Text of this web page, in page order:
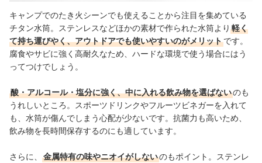
キャンプでのたき火シーンでも使えることから注目を集めている
チタン水筒。ステンレスなどほかの素材で作られた水筒より 軽く
て持ち運びやく、アウトドアでも使いやすいのがメリットです。
腐食やサビに強く高耐久なため、ハードな環境で使う場合にはう
ってつけでしょう。
酸・アルコール・塩分に強く、中に入れる飲み物を選ばないのも
うれしいところ。スポーツドリンクやフルーツビネガーを入れて
も、水筒が傷んでしまう心配が少ないです。抗菌力も高いため、
飲み物を長時間保存するのにも適しています。
さらに、 金属特有の味やニオイがしないのもポイント。ステンレ